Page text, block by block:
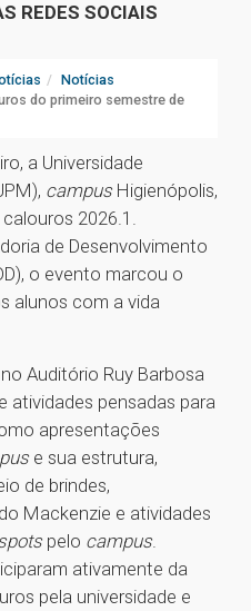
REDES SOCIAIS
Notícias
do primeiro semestre de
a Universidade
campus Higienópolis,
2026.1.
de Desenvolvimento
o evento marcou o
alunos com a vida
Auditório Ruy Barbosa
atividades pensadas para
apresentações
e sua estrutura,
de brindes,
Mackenzie e atividades
pelo campus.
ativamente da
pela universidade e